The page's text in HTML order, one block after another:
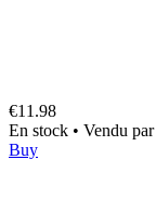
€11.98
En stock • Vendu par
Buy